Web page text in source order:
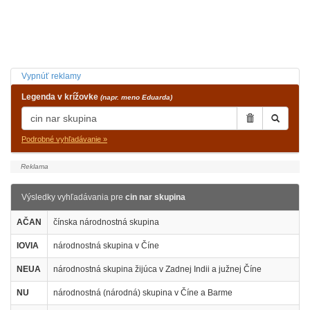
Vypnúť reklamy
Legenda v krížovke (napr. meno Eduarda)
Podrobné vyhľadávanie »
Výsledky vyhľadávania pre cin nar skupina
AČAN čínska národnostná skupina
IOVIA národnostná skupina v Číne
NEUA národnostná skupina žijúca v Zadnej Indii a južnej Číne
NU národnostná (národná) skupina v Číne a Barme